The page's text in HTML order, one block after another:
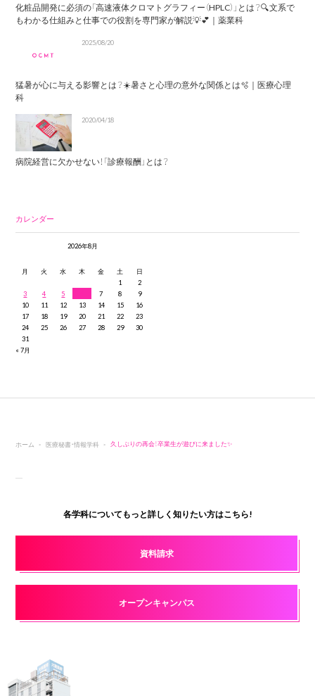
化粧品開発に必須の「高速液体クロマトグラフィー（HPLC）」とは？🔍文系で
もわかる仕組みと仕事での役割を専門家が解説💡💕｜薬業科
2025/08/20
猛暑が心に与える影響とは？☀️暑さと心理の意外な関係とは🫧｜医療心理
科
2020/04/18
病院経営に欠かせない！「診療報酬」とは？
カレンダー
2026年8月
月 火 水 木 金 土
日
1
2
3
4 5 7 8
9
10
11 12 13 14 15
16
17
18 19 20 21 22
23
24
25 26 27 28 29
30
31
« 7月
ホーム 医療秘書・情報学科 久しぶりの再会！卒業生が遊びに来ました✨
各学科についてもっと詳しく知りたい方はこちら!
資料請求
オープンキャンパス